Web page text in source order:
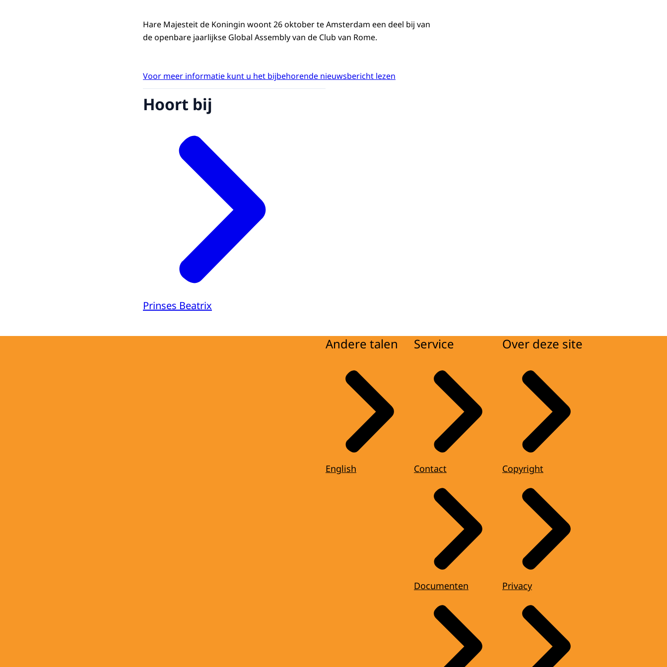
Hare Majesteit de Koningin woont 26 oktober te Amsterdam een deel bij van
de openbare jaarlijkse Global Assembly van de Club van Rome.
Voor meer informatie kunt u het bijbehorende nieuwsbericht lezen
Hoort bij
Prinses Beatrix
Andere talen
English
Service
Contact
Documenten
Over deze site
Copyright
Privacy